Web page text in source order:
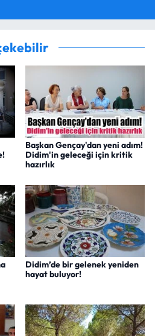
Başkan Gençay'dan yeni adım!
Didim'in geleceği için kritik
hazırlık
Didim’de bir gelenek yeniden
hayat buluyor!